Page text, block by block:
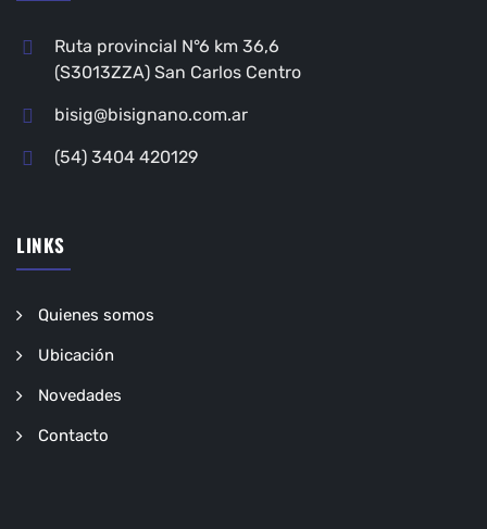
Ruta provincial N°6 km 36,6
(S3013ZZA) San Carlos Centro
bisig@bisignano.com.ar
(54) 3404 420129
LINKS
Quienes somos
Ubicación
Novedades
Contacto